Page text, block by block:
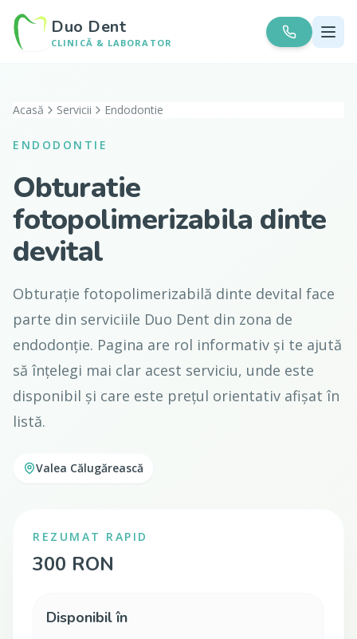
Duo Dent
CLINICĂ & LABORATOR
Acasă Servicii Endodontie
ENDODONTIE
Obturatie
fotopolimerizabila dinte
devital
Obturație fotopolimerizabilă dinte devital face
parte din serviciile Duo Dent din zona de
endodonție. Pagina are rol informativ și te ajută
să înțelegi mai clar acest serviciu, unde este
disponibil și care este prețul orientativ afișat în
listă.
Valea Călugărească
REZUMAT RAPID
300 RON
Disponibil în